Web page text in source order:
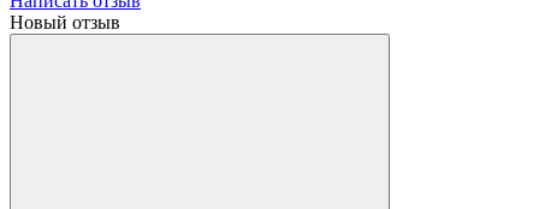
Новый отзыв